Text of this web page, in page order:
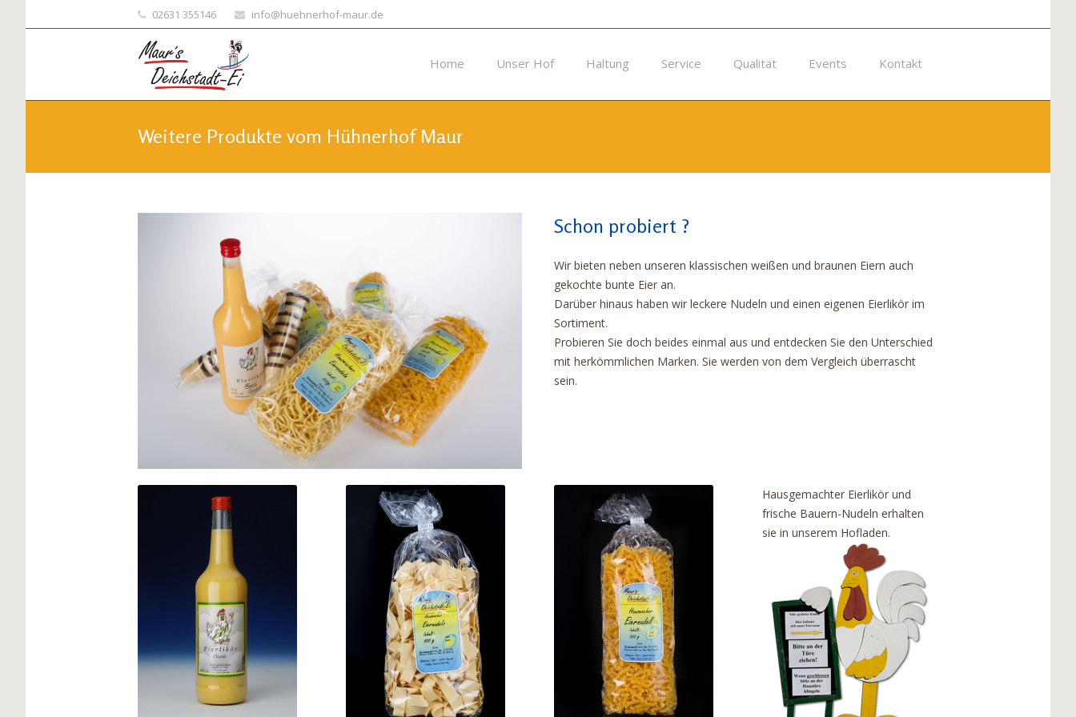
02631 355146 info@huehnerhof-maur.de
Home Unser Hof Haltung Service Qualität Events Kontakt
Weitere Produkte vom Hühnerhof Maur
Schon probiert ?
Wir bieten neben unseren klassischen weißen und braunen Eiern auch
gekochte bunte Eier an.
Darüber hinaus haben wir leckere Nudeln und einen eigenen Eierlikör im
Sortiment.
Probieren Sie doch beides einmal aus und entdecken Sie den Unterschied
mit herkömmlichen Marken. Sie werden von dem Vergleich überrascht
sein.
Hausgemachter Eierlikör und
frische Bauern-Nudeln erhalten
sie in unserem Hofladen.